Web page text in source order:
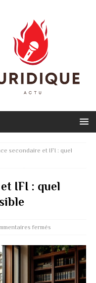
secondaire et IFI : quel
IFI : quel
fermés